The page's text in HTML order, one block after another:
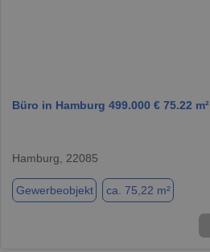
Büro in Hamburg 499.000 € 75.22 m²
Hamburg, 22085
Gewerbeobjekt ca. 75,22 m²